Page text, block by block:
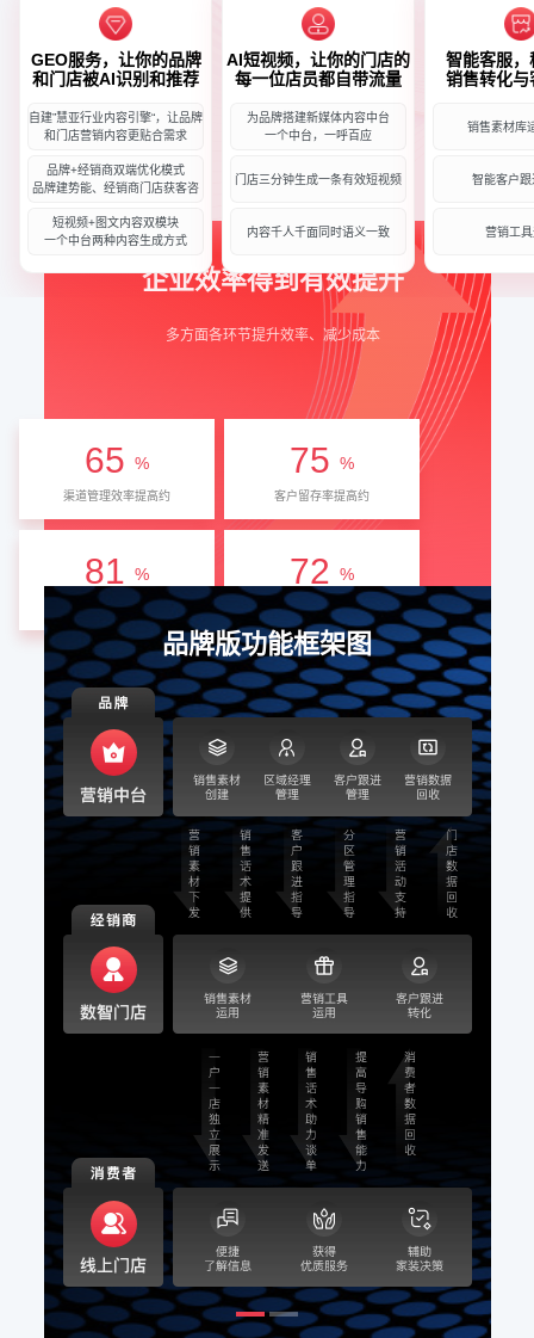
GEO服务，让你的品牌
和门店被AI识别和推荐
自建”慧亚行业内容引擎“，让品牌
和门店营销内容更贴合需求
品牌+经销商双端优化模式
品牌建势能、经销商门店获客咨
短视频+图文内容双模块
一个中台两种内容生成方式
AI短视频，让你的门店的
每一位店员都自带流量
为品牌搭建新媒体内容中台
一个中台，一呼百应
门店三分钟生成一条有效短视频
内容千人千面同时语义一致
智能客服，
销售转化与
销售素材库
智能客户跟
营销工
企业效率得到有效提升
多方面各环节提升效率、减少成本
65 %
渠道管理效率提高约
75 %
客户留存率提高约
81 %
客户转化率提高约
72 %
转化周期缩短
品牌版功能框架图